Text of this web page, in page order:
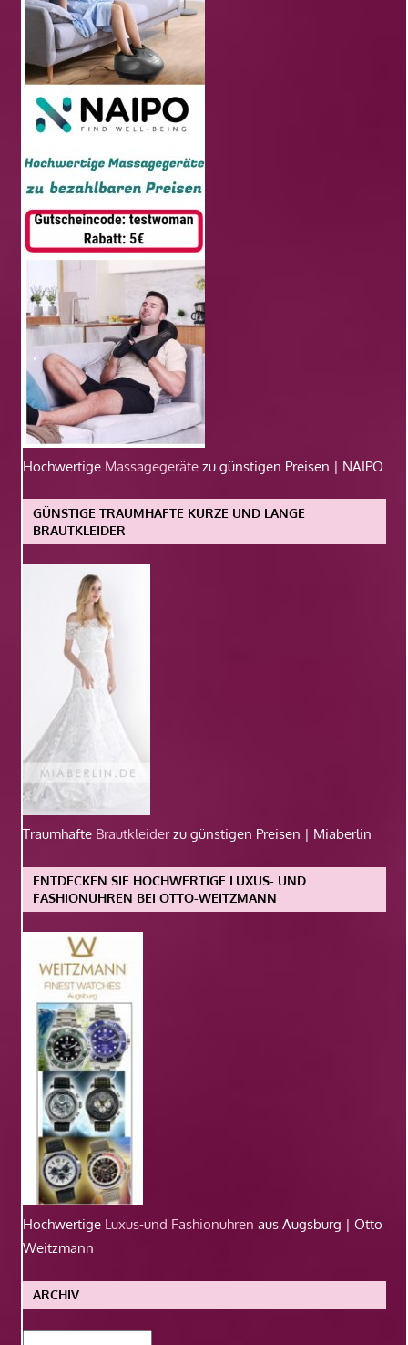
Hochwertige Massagegeräte zu günstigen Preisen | NAIPO
GÜNSTIGE TRAUMHAFTE KURZE UND LANGE
BRAUTKLEIDER
Traumhafte Brautkleiderzu günstigen Preisen | Miaberlin
ENTDECKEN SIE HOCHWERTIGE LUXUS- UND
FASHIONUHREN BEI OTTO-WEITZMANN
Hochwertige Luxus-und Fashionuhren aus Augsburg | Otto
Weitzmann
ARCHIV